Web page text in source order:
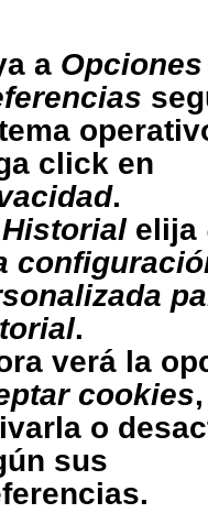
a Opciones
click en
.
Historialelija
.
verá la
cookies
o
sus